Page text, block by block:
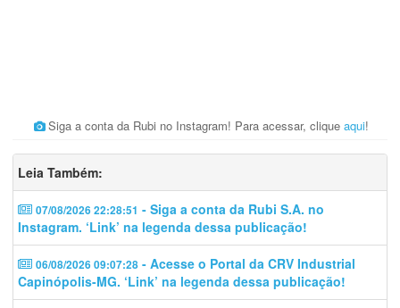
Siga a conta da Rubi no Instagram! Para acessar, clique aqui!
Leia Também:
07/08/2026 22:28:51 - Siga a conta da Rubi S.A. no
Instagram. ‘Link’ na legenda dessa publicação!
06/08/2026 09:07:28 - Acesse o Portal da CRV Industrial
Capinópolis-MG. ‘Link’ na legenda dessa publicação!